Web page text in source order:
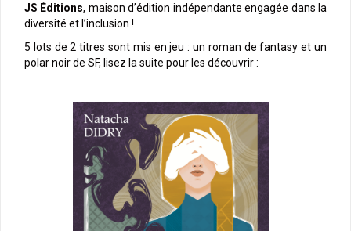
JS Éditions, maison d’édition indépendante engagée dans la
diversité et l’inclusion !
5 lots de 2 titres sont mis en jeu : un roman de fantasy et un
polar noir de SF, lisez la suite pour les découvrir :